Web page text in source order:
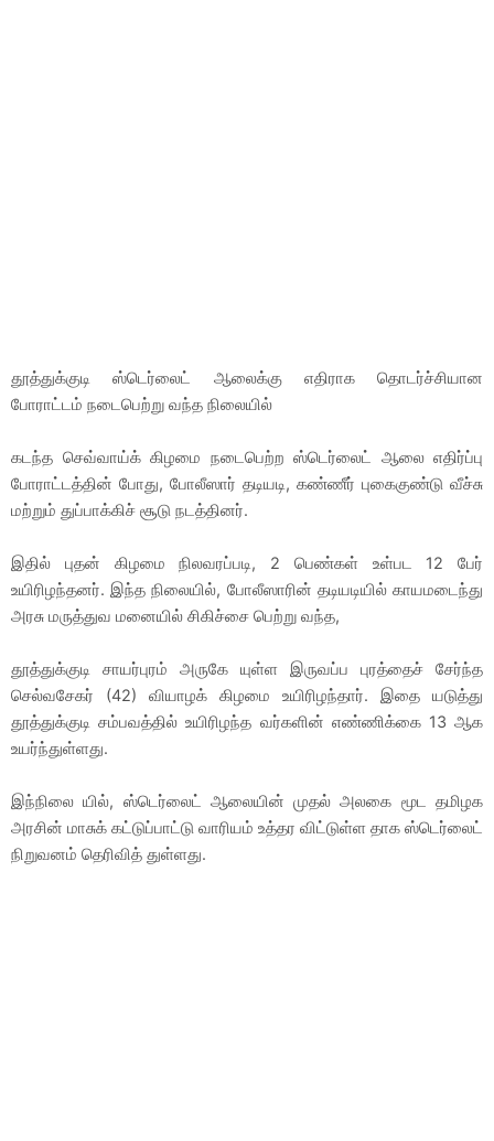
தூத்துக்குடி ஸ்டெர்லைட் ஆலைக்கு எதிராக தொடர்ச்சியான
போராட்டம் நடைபெற்று வந்த நிலையில்
கடந்த செவ்வாய்க் கிழமை நடைபெற்ற ஸ்டெர்லைட் ஆலை எதிர்ப்பு
போராட்டத்தின் போது, போலீஸார் தடியடி, கண்ணீர் புகைகுண்டு வீச்சு
மற்றும் துப்பாக்கிச் சூடு நடத்தினர்.
இதில் புதன் கிழமை நிலவரப்படி, 2 பெண்கள் உள்பட 12 பேர்
உயிரிழந்தனர். இந்த நிலையில், போலீஸாரின் தடியடியில் காயமடைந்து
அரசு மருத்துவ மனையில் சிகிச்சை பெற்று வந்த,
தூத்துக்குடி சாயர்புரம் அருகே யுள்ள இருவப்ப புரத்தைச் சேர்ந்த
செல்வசேகர் (42) வியாழக் கிழமை உயிரிழந்தார். இதை யடுத்து
தூத்துக்குடி சம்பவத்தில் உயிரிழந்த வர்களின் எண்ணிக்கை 13 ஆக
உயர்ந்துள்ளது.
இந்நிலை யில், ஸ்டெர்லைட் ஆலையின் முதல் அலகை மூட தமிழக
அரசின் மாசுக் கட்டுப்பாட்டு வாரியம் உத்தர விட்டுள்ள தாக ஸ்டெர்லைட்
நிறுவனம் தெரிவித் துள்ளது.